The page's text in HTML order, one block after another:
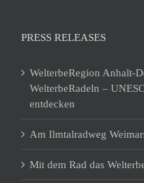
PRESS RELEASES
WelterbeRegion Anhalt-
WelterbeRadeln –
entdecken
Am Ilmtalradweg
Mit dem Rad das